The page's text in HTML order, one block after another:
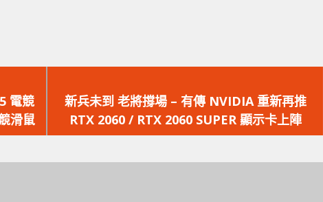
電競
滑鼠
一
篇
文
新兵未到 老將撐場 – 有傳 NVIDIA 重新再推
RTX 2060 / RTX 2060 SUPER 顯示卡上陣